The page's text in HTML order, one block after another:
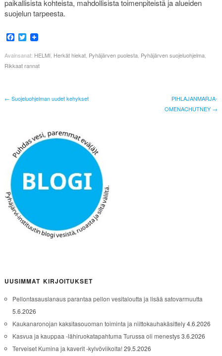
paikallisista kohteista, mahdollisista toimenpiteistä ja alueiden
suojelun tarpeesta.
Facebook
Twitter
Avainsanat: HELMI Herkät hiekat, Pyhäjärven puolesta, Pyhäjärven suojeluohjelma,
Rikkaat rannat
← Suojeluohjelman uudet kehykset
PIHLAJANMARJA-
OMENACHUTNEY →
UUSIMMAT KIRJOITUKSET
Pellontasauslanaus parantaa pellon vesitaloutta ja lisää satovarmuutta
5.6.2026
Kaukanaronojan kaksitasouoman toiminta ja niittokauhakäsittely4.6.2026
Kasvua ja kauppaa -lähiruokatapahtuma Turussa oli menestys3.6.2026
Terveiset Kumina ja kaverit -kylvöviikolta!29.5.2026